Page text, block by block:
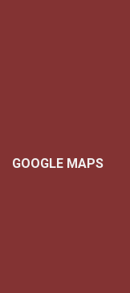
GOOGLE MAPS